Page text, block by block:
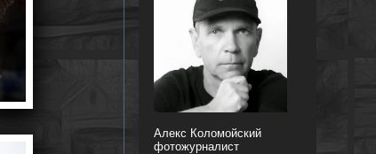
Алекс Коломойский
фотожурналист